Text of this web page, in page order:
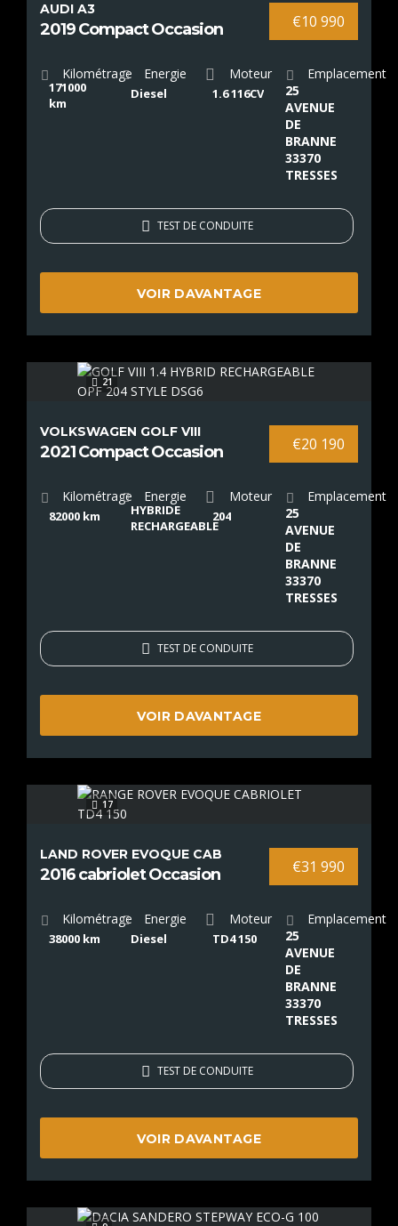
€10 990
AUDI A3
2019 Compact Occasion
Kilométrage
171000
km
Energie
Diesel
Moteur
1.6 116CV
Emplacement
25
AVENUE
DE
BRANNE
33370
TRESSES
TEST DE CONDUITE
VOIR DAVANTAGE
21
€20 190
VOLKSWAGEN GOLF VIII
2021 Compact Occasion
Kilométrage
82000 km
Energie
HYBRIDE
RECHARGEABLE
Moteur
204
Emplacement
25
AVENUE
DE
BRANNE
33370
TRESSES
TEST DE CONDUITE
VOIR DAVANTAGE
17
€31 990
LAND ROVER EVOQUE CAB
2016 cabriolet Occasion
Kilométrage
38000 km
Energie
Diesel
Moteur
TD4 150
Emplacement
25
AVENUE
DE
BRANNE
33370
TRESSES
TEST DE CONDUITE
VOIR DAVANTAGE